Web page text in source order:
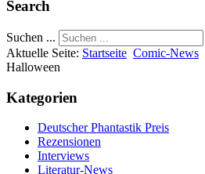
Search
Suchen ...
Aktuelle Seite: Startseite Comic-News
Halloween
Kategorien
Deutscher Phantastik Preis
Rezensionen
Interviews
Literatur-News